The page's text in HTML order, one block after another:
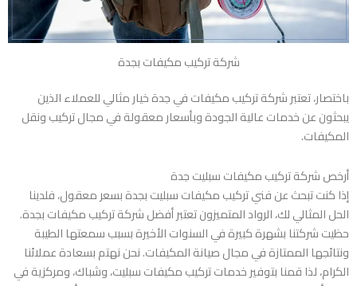
شركة تركيب مكيفات بجدة
باختصار، تعتبر شركة تركيب مكيفات في جدة خيار مثالي للعملاء الذين
يبحثون عن خدمات عالية الجودة وبأسعار معقولة في مجال تركيب ونقل
المكيفات.
أرخص شركة تركيب مكيفات سبليت جدة
إذا كنت تبحث عن فني تركيب مكيفات سبليت بجدة بسعر معقول، فلدينا
الحل المثالي لك، الرواد المتميزون تعتبر أفضل شركة تركيب مكيفات بجدة.
حظيت شركتنا بشهرة كبيرة في السنوات الأخيرة بسبب سمعتها الطيبة
ونتائجها الممتازة في مجال صيانة المكيفات. نحن نهتم بسعادة عملائنا
الكرام، لذا قمنا بتوفير خدمات تركيب مكيفات سبليت، وشباك، ومركزية في